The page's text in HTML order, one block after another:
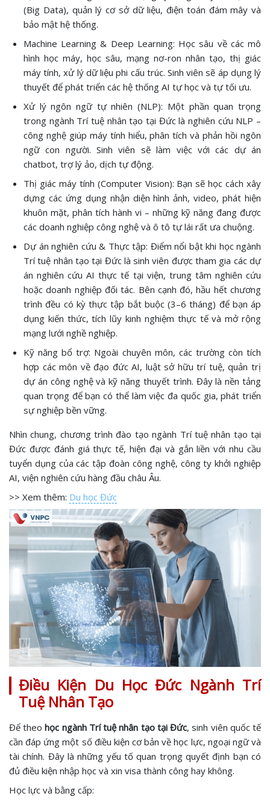
(Big Data), quản lý cơ sở dữ liệu, điện toán đám mây và
bảo mật hệ thống.
Machine Learning & Deep Learning: Học sâu về các mô
hình học máy, học sâu, mạng nơ-ron nhân tạo, thị giác
máy tính, xử lý dữ liệu phi cấu trúc. Sinh viên sẽ áp dụng lý
thuyết để phát triển các hệ thống AI tự học và tự tối ưu.
Xử lý ngôn ngữ tự nhiên (NLP): Một phần quan trọng
trong ngành Trí tuệ nhân tạo tại Đức là nghiên cứu NLP –
công nghệ giúp máy tính hiểu, phân tích và phản hồi ngôn
ngữ con người. Sinh viên sẽ làm việc với các dự án
chatbot, trợ lý ảo, dịch tự động.
Thị giác máy tính (Computer Vision): Bạn sẽ học cách xây
dựng các ứng dụng nhận diện hình ảnh, video, phát hiện
khuôn mặt, phân tích hành vi – những kỹ năng đang được
các doanh nghiệp công nghệ và ô tô tự lái rất ưa chuộng.
Dự án nghiên cứu & Thực tập: Điểm nổi bật khi học ngành
Trí tuệ nhân tạo tại Đức là sinh viên được tham gia các dự
án nghiên cứu AI thực tế tại viện, trung tâm nghiên cứu
hoặc doanh nghiệp đối tác. Bên cạnh đó, hầu hết chương
trình đều có kỳ thực tập bắt buộc (3–6 tháng) để bạn áp
dụng kiến thức, tích lũy kinh nghiệm thực tế và mở rộng
mạng lưới nghề nghiệp.
Kỹ năng bổ trợ: Ngoài chuyên môn, các trường còn tích
hợp các môn về đạo đức AI, luật sở hữu trí tuệ, quản trị
dự án công nghệ và kỹ năng thuyết trình. Đây là nền tảng
quan trọng để bạn có thể làm việc đa quốc gia, phát triển
sự nghiệp bền vững.
Nhìn chung, chương trình đào tạo ngành Trí tuệ nhân tạo tại
Đức được đánh giá thực tế, hiện đại và gắn liền với nhu cầu
tuyển dụng của các tập đoàn công nghệ, công ty khởi nghiệp
AI, viện nghiên cứu hàng đầu châu Âu.
>> Xem thêm: Du học Đức
Điều Kiện Du Học Đức Ngành Trí
Tuệ Nhân Tạo
Để theo học ngành Trí tuệ nhân tạo tại Đức, sinh viên quốc tế
cần đáp ứng một số điều kiện cơ bản về học lực, ngoại ngữ và
tài chính. Đây là những yếu tố quan trọng quyết định bạn có
đủ điều kiện nhập học và xin visa thành công hay không.
Học lực và bằng cấp: